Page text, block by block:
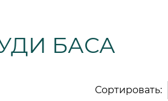
БАСА
Сортировать: